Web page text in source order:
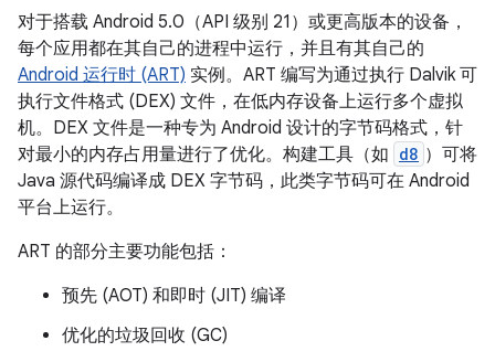
对于搭载 Android 5.0（API 级别 21）或更高版本的设备，
每个应用都在其自己的进程中运行，并且有其自己的
Android 运行时 (ART) 实例。ART 编写为通过执行 Dalvik 可
执行文件格式 (DEX) 文件，在低内存设备上运行多个虚拟
机。DEX 文件是一种专为 Android 设计的字节码格式，针
对最小的内存占用量进行了优化。构建工具（如 d8 ）可将
Java 源代码编译成 DEX 字节码，此类字节码可在 Android
平台上运行。
ART 的部分主要功能包括：
预先 (AOT) 和即时 (JIT) 编译
优化的垃圾回收 (GC)